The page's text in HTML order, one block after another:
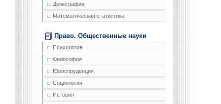
Демография
Математическая статистика
Право. Общественные науки
Психология
Философия
Юриспруденция
Социология
История